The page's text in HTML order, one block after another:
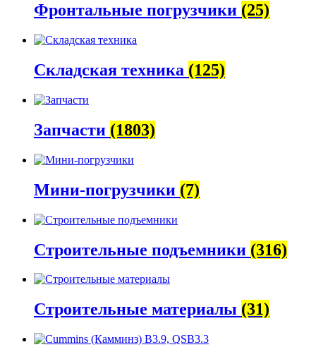
Фронтальные погрузчики (25)
Складская техника (125)
Запчасти (1803)
Мини-погрузчики (7)
Строительные подъемники (316)
Строительные материалы (31)